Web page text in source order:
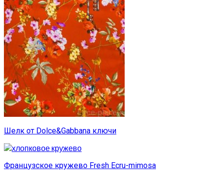
Шелк от Dolce&Gabbana ключи
Французское кружево Fresh Ecru-mimosa